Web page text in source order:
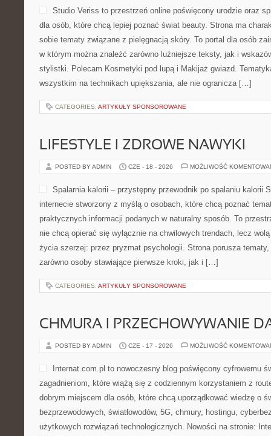
Studio Veriss to przestrzeń online poświęcony urodzie oraz
dla osób, które chcą lepiej poznać świat beauty. Strona ma
sobie tematy związane z pielęgnacją skóry. To portal dla osób
w którym można znaleźć zarówno luźniejsze teksty, jak i
stylistki. Polecam Kosmetyki pod lupą i Makijaż gwiazd.
wszystkim na technikach upiększania, ale nie ogranicza […]
CATEGORIES: ARTYKUŁY SPONSOROWANE
LIFESTYLE I ZDROWE NAWYKI
POSTED BY ADMIN CZE - 18 - 2026 MOŻLIWOŚĆ
Spalarnia kalorii – przystępny przewodnik po spalaniu kalorii
internecie stworzony z myślą o osobach, które chcą poznać
praktycznych informacji podanych w naturalny sposób. To
nie chcą opierać się wyłącznie na chwilowych trendach, lecz
życia szerzej: przez pryzmat psychologii. Strona porusza
zarówno osoby stawiające pierwsze kroki, jak i […]
CATEGORIES: ARTYKUŁY SPONSOROWANE
CHMURA I PRZECHOWYWANIE
POSTED BY ADMIN CZE - 17 - 2026 MOŻLIWOŚĆ
Internat.com.pl to nowoczesny blog poświęcony cyfrowemu
zagadnieniom, które wiążą się z codziennym korzystaniem z
dobrym miejscem dla osób, które chcą uporządkować wiedzę o
bezprzewodowych, światłowodów, 5G, chmury, hostingu,
użytkowych rozwiązań technologicznych. Nowości na stronie: